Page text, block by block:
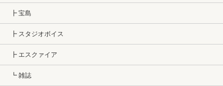
┣ 宝島
┣ スタジオボイス
┣ エスクァイア
┗ 雑誌